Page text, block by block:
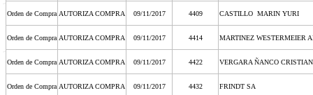
Orden de Compra AUTORIZA COMPRA 09/11/2017 4409 CASTILLO MARIN YURI
Orden de Compra AUTORIZA COMPRA 09/11/2017 4414 MARTINEZ WESTERMEIER
Orden de Compra AUTORIZA COMPRA 09/11/2017 4422 VERGARA ÑANCO CRISTIAN
Orden de Compra AUTORIZA COMPRA 09/11/2017 4432 FRINDT SA